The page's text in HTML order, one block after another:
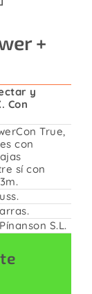
+
y
Con
True,
con
sí con
S.L.